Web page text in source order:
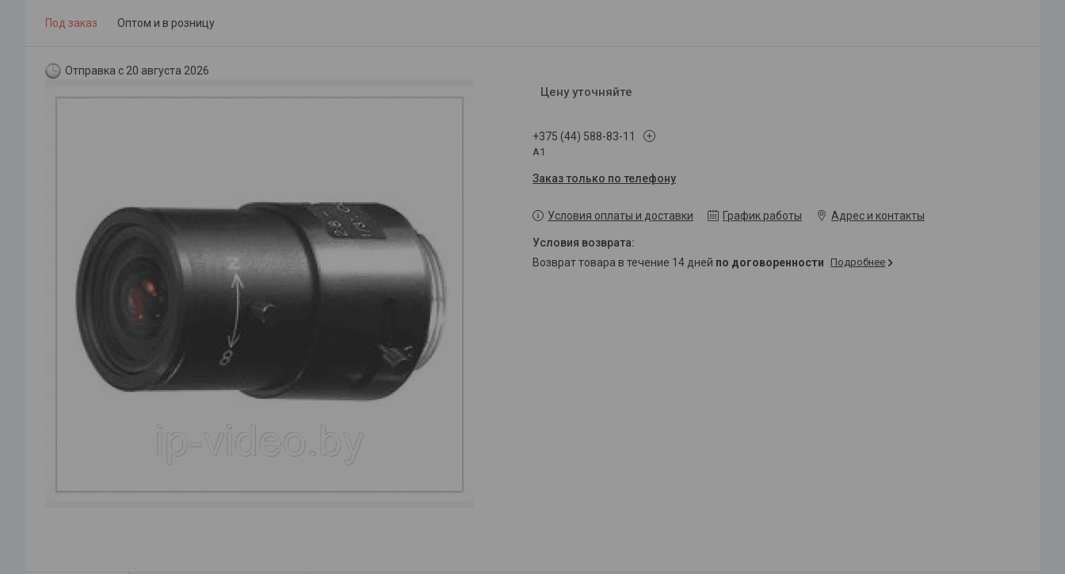
Под заказ Оптом и в розницу
Отправка с 20 августа 2026
Цену уточняйте
+375 (44) 588-83-11
A1
Заказ только по телефону
Условия оплаты и доставки График работы Адрес и контакты
возврат товара в течение 14 дней по договоренности Подробнее